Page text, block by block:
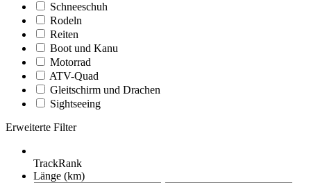
Schneeschuh
Rodeln
Reiten
Boot und Kanu
Motorrad
ATV-Quad
Gleitschirm und Drachen
Sightseeing
Erweiterte Filter
TrackRank
Länge (km)